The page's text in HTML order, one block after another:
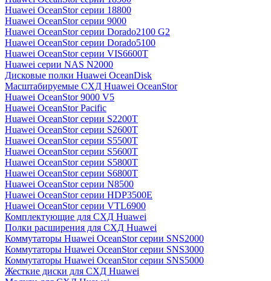
Huawei OceanStor серии 18800
Huawei OceanStor серии 9000
Huawei OceanStor серии Dorado2100 G2
Huawei OceanStor серии Dorado5100
Huawei OceanStor серии VIS6600T
Huawei серии NAS N2000
Дисковые полки Huawei OceanDisk
Масштабируемые СХД Huawei OceanStor
Huawei OceanStor 9000 V5
Huawei OceanStor Pacific
Huawei OceanStor серии S2200T
Huawei OceanStor серии S2600T
Huawei OceanStor серии S5500T
Huawei OceanStor серии S5600T
Huawei OceanStor серии S5800T
Huawei OceanStor серии S6800T
Huawei OceanStor серии N8500
Huawei OceanStor серии HDP3500E
Huawei OceanStor серии VTL6900
Комплектующие для СХД Huawei
Полки расширения для СХД Huawei
Коммутаторы Huawei OceanStor серии SNS2000
Коммутаторы Huawei OceanStor серии SNS3000
Коммутаторы Huawei OceanStor серии SNS5000
Жесткие диски для СХД Huawei